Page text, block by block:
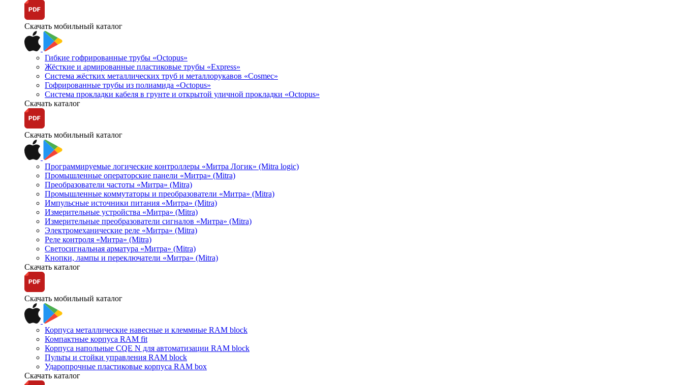
Скачать мобильный каталог
Гибкие гофрированные трубы «Octopus»
Жёсткие и армированные пластиковые трубы «Express»
Система жёстких металлических труб и металлорукавов «Cosmec»
Гофрированные трубы из полиамида «Octopus»
Система прокладки кабеля в грунте и открытой уличной прокладки «Octopus»
Скачать каталог
Скачать мобильный каталог
Программируемые логические контроллеры «Митра Логик» (Mitra logic)
Промышленные операторские панели «Митра» (Mitra)
Преобразователи частоты «Митра» (Mitra)
Промышленные коммутаторы и преобразователи «Митра» (Mitra)
Импульсные источники питания «Митра» (Mitra)
Измерительные устройства «Митра» (Mitra)
Измерительные преобразователи сигналов «Митра» (Mitra)
Электромеханические реле «Митра» (Mitra)
Реле контроля «Митра» (Mitra)
Светосигнальная арматура «Митра» (Mitra)
Кнопки, лампы и переключатели «Митра» (Mitra)
Скачать каталог
Скачать мобильный каталог
Корпуса металлические навесные и клеммные RAM block
Компактные корпуса RAM fit
Корпуса напольные CQE N для автоматизации RAM block
Пульты и стойки управления RAM block
Ударопрочные пластиковые корпуса RAM box
Скачать каталог